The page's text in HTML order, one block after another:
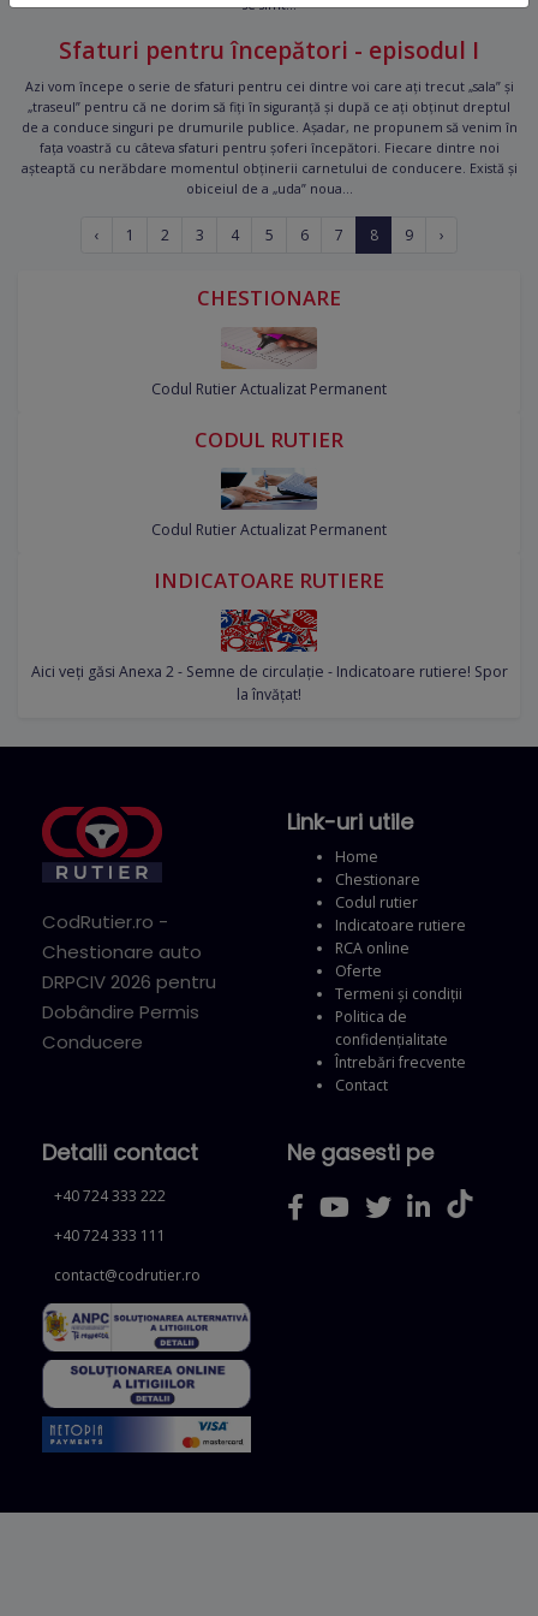
se simt...
Sfaturi pentru începători - episodul I
Azi vom începe o serie de sfaturi pentru cei dintre voi care ați trecut „sala” și
„traseul” pentru că ne dorim să fiți în siguranță și după ce ați obținut dreptul
de a conduce singuri pe drumurile publice. Așadar, ne propunem să venim în
fața voastră cu câteva sfaturi pentru șoferi începători. Fiecare dintre noi
așteaptă cu nerăbdare momentul obținerii carnetului de conducere. Există și
obiceiul de a „uda” noua...
‹ 1 2 3 4 5 6 7 8 9 ›
CHESTIONARE
Codul Rutier Actualizat Permanent
CODUL RUTIER
Codul Rutier Actualizat Permanent
INDICATOARE RUTIERE
Aici veți găsi Anexa 2 - Semne de circulație - Indicatoare rutiere! Spor
la învățat!
CodRutier.ro -
Chestionare auto
DRPCIV 2026 pentru
Dobândire Permis
Conducere
Link-uri utile
Home
Chestionare
Codul rutier
Indicatoare rutiere
RCA online
Oferte
Termeni și condiții
Politica de
confidențialitate
Întrebări frecvente
Contact
Detalii contact
+40 724 333 222
+40 724 333 111
contact@codrutier.ro
Ne gasesti pe